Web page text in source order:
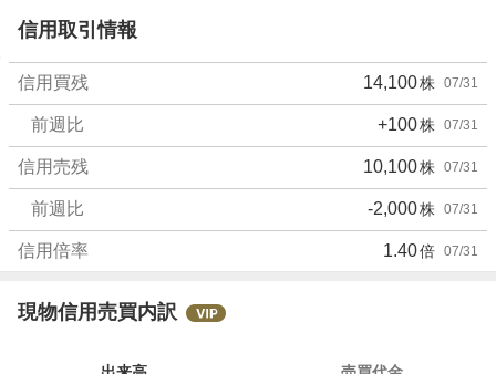
信用取引情報
信用買残 14,100株 07/31
前週比 +100株 07/31
信用売残 10,100株 07/31
前週比 -2,000株 07/31
信用倍率 1.40倍 07/31
現物信用売買内訳